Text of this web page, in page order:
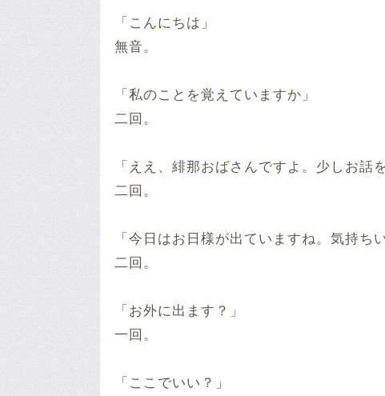
「こんにちは」
無音。
「私のことを覚えていますか」
二回。
「ええ、緋那おばさんですよ。少しお話
二回。
「今日はお日様が出ていますね。気持ち
二回。
「お外に出ます？」
一回。
「ここでいい？」